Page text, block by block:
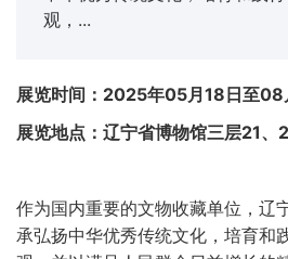
观，...
展览时间：2025年05月18日至08
展览地点：辽宁省博物馆三层21、
作为国内重要的文物收藏单位，辽
承弘扬中华优秀传统文化，培育和